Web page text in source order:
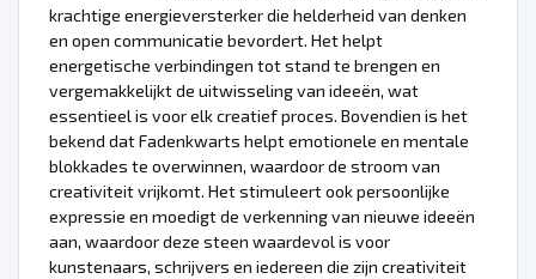
krachtige energieversterker die helderheid van denken
en open communicatie bevordert. Het helpt
energetische verbindingen tot stand te brengen en
vergemakkelijkt de uitwisseling van ideeën, wat
essentieel is voor elk creatief proces. Bovendien is het
bekend dat Fadenkwarts helpt emotionele en mentale
blokkades te overwinnen, waardoor de stroom van
creativiteit vrijkomt. Het stimuleert ook persoonlijke
expressie en moedigt de verkenning van nieuwe ideeën
aan, waardoor deze steen waardevol is voor
kunstenaars, schrijvers en iedereen die zijn creativiteit